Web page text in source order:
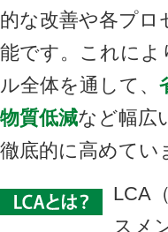
的な改善や各プロ
能です。これによ
ル全体を通して、
物質低減など幅広
徹底的に高めてい
LCA
スメ